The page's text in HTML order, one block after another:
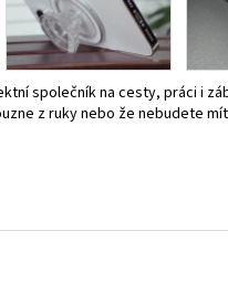
společník na cesty, práci i
z ruky nebo že nebudete